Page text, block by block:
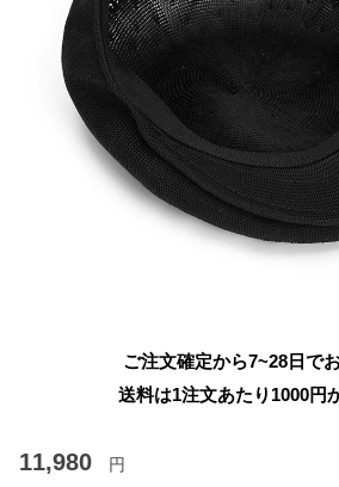
ご注文確定から7~28日で
送料は1注文あたり 1000円
11,980 円